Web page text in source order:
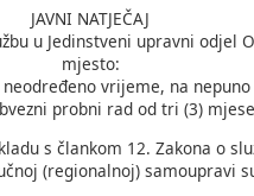
JAVNI NATJEČAJ
u Jedinstveni upravni odjel
mjesto:
vrijeme, na
probni rad od tri (3)
s člankom 12. Zakona o
(regionalnoj) samoupravi